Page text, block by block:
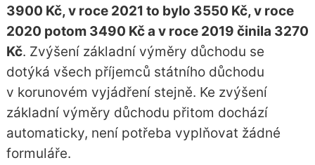
3900 Kč, v roce 2021 to bylo 3550 Kč, v roce
2020 potom 3490 Kč a v roce 2019 činila 3270
Kč. Zvýšení základní výměry důchodu se
dotýká všech příjemců státního důchodu
v korunovém vyjádření stejně. Ke zvýšení
základní výměry důchodu přitom dochází
automaticky, není potřeba vyplňovat žádné
formuláře.